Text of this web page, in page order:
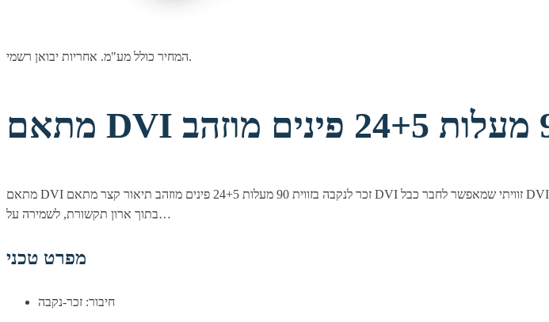
המחיר כולל מע"מ. אחריות יבואן רשמי.
מתאם DVI זכר לנקבה בזווית 90 מעלות 24+5 פינים מוזהב תיאור קצר מתאם DVI זוויתי שמאפשר לחבר כבל DVI בזווית של 90 מעלות, כשאין מספיק מקום מאחורי מסך או מחשב. מתאים במיוחד להתקנות צמודות קיר או
בתוך ארון תקשורת, לשמירה על…
מפרט טכני
חיבור: זכר-נקבה